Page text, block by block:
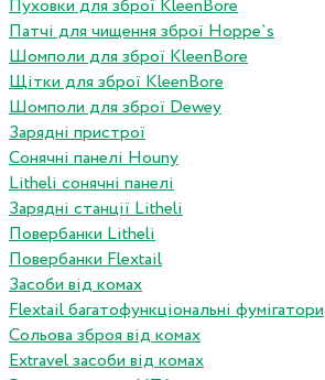
Пуховки для зброї KleenBore
Патчі для чищення зброї Hoppe`s
Шомполи для зброї KleenBore
Щітки для зброї KleenBore
Шомполи для зброї Dewey
Зарядні пристрої
Сонячні панелі Houny
Litheli сонячні панелі
Зарядні станції Litheli
Повербанки Litheli
Повербанки Flextail
Засоби від комах
Flextail багатофункціональні фумігатори
Сольова зброя від комах
Extravel засоби від комах